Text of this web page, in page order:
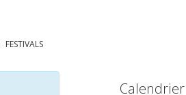
FESTIVALS
Calendrier